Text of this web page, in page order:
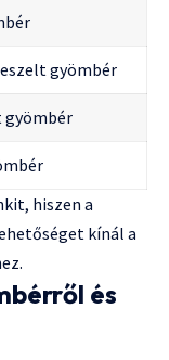
gyömbér
gyömbér
hiszen a
kínál a
és